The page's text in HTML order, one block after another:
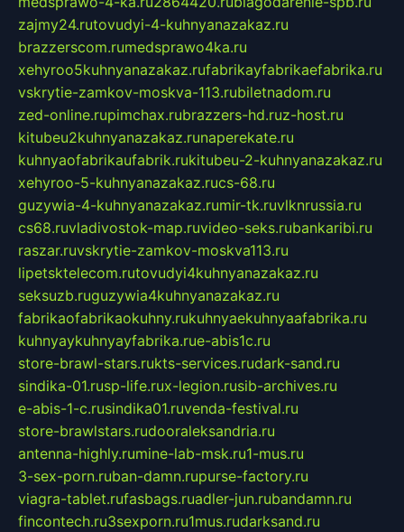
zajmy24.rutovudyi-4-kuhnyanazakaz.ru
brazzerscom.rumedsprawo4ka.ru
xehyroo5kuhnyanazakaz.rufabrikayfabrikaefabrika.ru
vskrytie-zamkov-moskva-113.rubiletnadom.ru
zed-online.rupimchax.rubrazzers-hd.ruz-host.ru
kitubeu2kuhnyanazakaz.runaperekate.ru
kuhnyaofabrikaufabrik.rukitubeu-2-kuhnyanazakaz.ru
xehyroo-5-kuhnyanazakaz.rucs-68.ru
guzywia-4-kuhnyanazakaz.rumir-tk.ruvlknrussia.ru
cs68.ruvladivostok-map.ruvideo-seks.rubankaribi.ru
raszar.ruvskrytie-zamkov-moskva113.ru
lipetsktelecom.rutovudyi4kuhnyanazakaz.ru
seksuzb.ruguzywia4kuhnyanazakaz.ru
fabrikaofabrikaokuhny.rukuhnyaekuhnyaafabrika.ru
kuhnyaykuhnyayfabrika.rue-abis1c.ru
store-brawl-stars.rukts-services.rudark-sand.ru
sindika-01.rusp-life.rux-legion.rusib-archives.ru
e-abis-1-c.rusindika01.ruvenda-festival.ru
store-brawlstars.rudooraleksandria.ru
antenna-highly.rumine-lab-msk.ru1-mus.ru
3-sex-porn.ruban-damn.rupurse-factory.ru
viagra-tablet.rufasbags.ruadler-jun.rubandamn.ru
fincontech.ru3sexporn.ru1mus.rudarksand.ru